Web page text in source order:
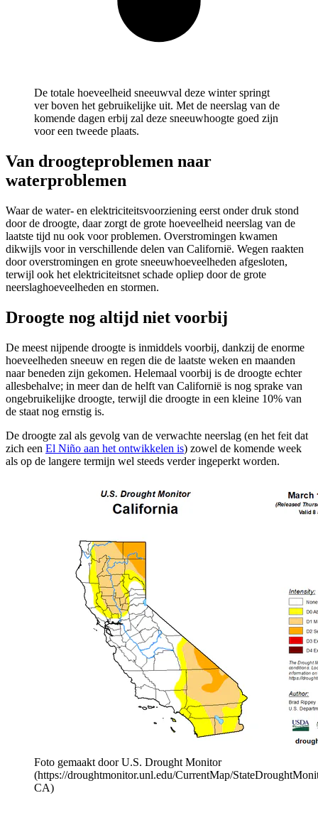
De totale hoeveelheid sneeuwval deze winter springt
ver boven het gebruikelijke uit. Met de neerslag van de
komende dagen erbij zal deze sneeuwhoogte goed zijn
voor een tweede plaats.
Van droogteproblemen naar
waterproblemen
Waar de water- en elektriciteitsvoorziening eerst onder druk stond
door de droogte, daar zorgt de grote hoeveelheid neerslag van de
laatste tijd nu ook voor problemen. Overstromingen kwamen
dikwijls voor in verschillende delen van Californië. Wegen raakten
door overstromingen en grote sneeuwhoeveelheden afgesloten,
terwijl ook het elektriciteitsnet schade opliep door de grote
neerslaghoeveelheden en stormen.
Droogte nog altijd niet voorbij
De meest nijpende droogte is inmiddels voorbij, dankzij de enorme
hoeveelheden sneeuw en regen die de laatste weken en maanden
naar beneden zijn gekomen. Helemaal voorbij is de droogte echter
allesbehalve; in meer dan de helft van Californië is nog sprake van
ongebruikelijke droogte, terwijl die droogte in een kleine 10% van
de staat nog ernstig is.
De droogte zal als gevolg van de verwachte neerslag (en het feit dat
zich een El Niño aan het ontwikkelen is) zowel de komende week
als op de langere termijn wel steeds verder ingeperkt worden.
Foto gemaakt door U.S. Drought Monitor
(https://droughtmonitor.unl.edu/CurrentMap/
CA)